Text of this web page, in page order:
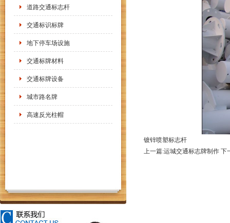
道路交通标志杆
交通标识标牌
地下停车场设施
交通标牌材料
交通标牌设备
城市路名牌
高速反光柱帽
镀锌喷塑标志杆
上一篇:运城交通标志牌制作 下